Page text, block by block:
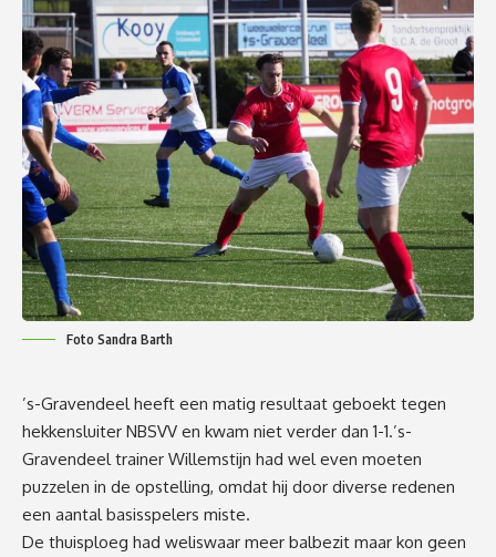
Foto Sandra Barth
’s-Gravendeel heeft een matig resultaat geboekt tegen
hekkensluiter NBSVV en kwam niet verder dan 1-1.’s-
Gravendeel trainer Willemstijn had wel even moeten
puzzelen in de opstelling, omdat hij door diverse redenen
een aantal basisspelers miste.
De thuisploeg had weliswaar meer balbezit maar kon geen